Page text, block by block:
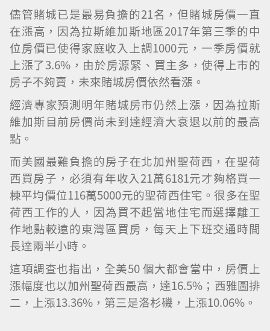
儘管賭城已是最易負擔的21名，但賭城房價一直
在漲高，因為拉斯維加斯地區2017年第三季的中
位房價已使得家庭收入上調1000元，一季房價就
上漲了3.6%，由於房源緊、買主多，使得上市的
房子不夠賣，未來賭城房價依然看漲。
經濟專家預測明年賭城房市仍然上漲，因為拉斯
維加斯目前房價尚未到達經濟大衰退以前的最高
點。
而美國最難負擔的房子在北加州聖荷西，在聖荷
西買房子，必須有年收入21萬6181元才夠格買一
棟平均價位116萬5000元的聖荷西住宅。很多在聖
荷西工作的人，因為買不起當地住宅而選擇離工
作地點較遠的東灣區買房，每天上下班交通時間
長達兩半小時。
這項調查也指出，全美50 個大都會當中，房價上
漲幅度也以加州聖荷西最高，達16.5%；西雅圖排
二，上漲13.36%，第三是洛杉磯，上漲10.06%。